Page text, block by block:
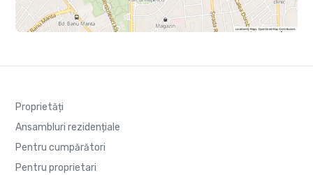
Proprietăți
Ansambluri rezidențiale
Pentru cumpărători
Pentru proprietari